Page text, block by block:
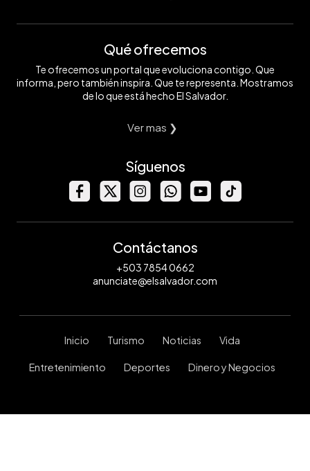
Qué ofrecemos
Te ofrecemos un portal que evoluciona contigo. Que
informa, pero también inspira. Que te representa. Mostramos
de lo que está hecho El Salvador.
Ver mas ❯
Síguenos
Contáctanos
+503 7854 0662
anunciate@elsalvador.com
Inicio Turismo Noticias Vida
Entretenimiento Deportes Dinero y Negocios